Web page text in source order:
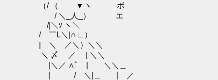
（/ （ ▼ヽ ボ
/ ＼_人_） エ
/|＼ｿ ヽ＼
/ ￣L＼|∩∟）
| ＼ ／＼）＼＼
＼ 〆 ／ | ＼＼
|＼／ ∧ﾟ | ＼＼＿
| / ＼|＿ | ／